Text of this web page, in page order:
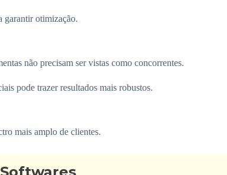
garantir otimização.
não precisam ser vistas como concorrentes.
pode trazer resultados mais robustos.
mais amplo de clientes.